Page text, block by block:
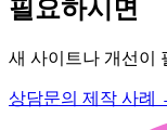
필요하시면
새 사이트나 개선이
상담문의 제작 사례